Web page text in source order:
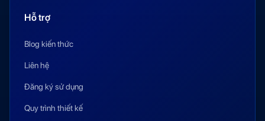
Hỗ trợ
Blog kiến thức
Liên hệ
Đăng ký sử dụng
Quy trình thiết kế